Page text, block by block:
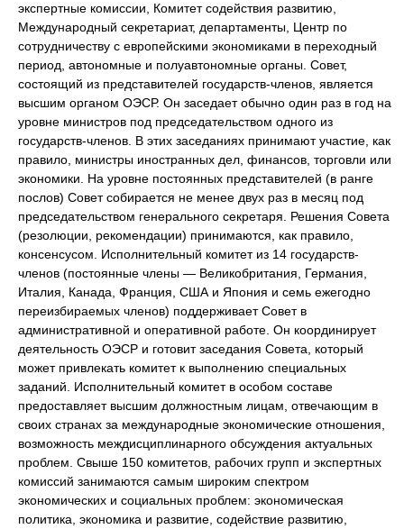
экспертные комиссии, Комитет содействия развитию,
Международный секретариат, департаменты, Центр по
сотрудничеству с европейскими экономиками в переходный
период, автономные и полуавтономные органы. Совет,
состоящий из представителей государств-членов, является
высшим органом ОЭСР. Он заседает обычно один раз в год на
уровне министров под председательством одного из
государств-членов. В этих заседаниях принимают участие, как
правило, министры иностранных дел, финансов, торговли или
экономики. На уровне постоянных представителей (в ранге
послов) Совет собирается не менее двух раз в месяц под
председательством генерального секретаря. Решения Совета
(резолюции, рекомендации) принимаются, как правило,
консенсусом. Исполнительный комитет из 14 государств-
членов (постоянные члены — Великобритания, Германия,
Италия, Канада, Франция, США и Япония и семь ежегодно
переизбираемых членов) поддерживает Совет в
административной и оперативной работе. Он координирует
деятельность ОЭСР и готовит заседания Совета, который
может привлекать комитет к выполнению специальных
заданий. Исполнительный комитет в особом составе
предоставляет высшим должностным лицам, отвечающим в
своих странах за международные экономические отношения,
возможность междисциплинарного обсуждения актуальных
проблем. Свыше 150 комитетов, рабочих групп и экспертных
комиссий занимаются самым широким спектром
экономических и социальных проблем: экономическая
политика, экономика и развитие, содействие развитию,